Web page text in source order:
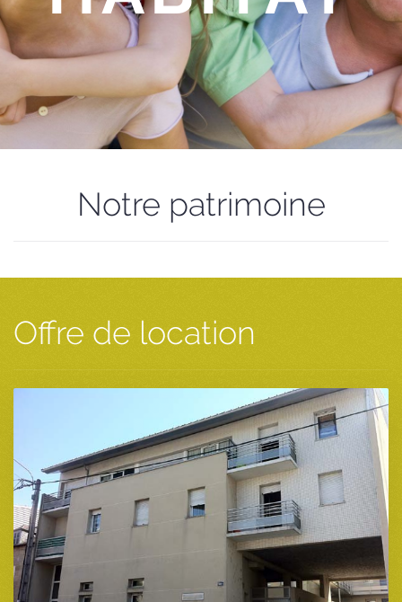
Notre patrimoine
Offre de location